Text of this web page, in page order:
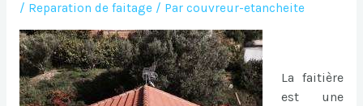
/ Reparation de faitage/ Par couvreur-etancheite
La faitière
est une